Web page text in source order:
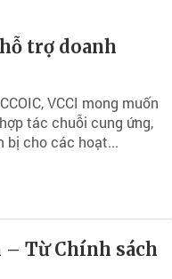
trợ doanh
VCCI mong muốn
tác chuỗi cung ứng,
bị cho các hoạt...
– Từ Chính sách